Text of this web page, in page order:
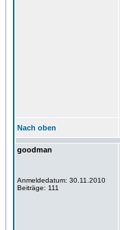
Nach oben
goodman
Anmeldedatum: 30.11.2010
Beiträge: 111